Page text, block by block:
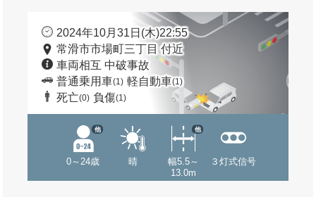
2024年10月31日(木)22:55
常滑市市場町三丁目 付近
車両相互 中破事故
普通乗用車(1) 軽自動車(1)
死亡(0) 負傷(1)
0～24歳
他
晴
幅5.5～
13.0m
他
３灯式信号